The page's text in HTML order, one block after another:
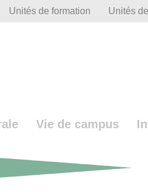
Unités de formation Unités
Vie de campus